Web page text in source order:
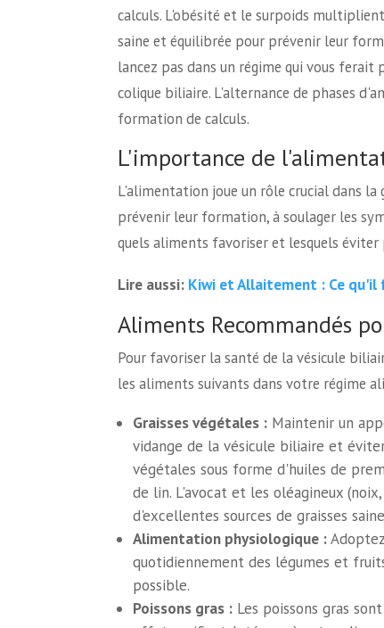
calculs. L'obésité et le surpoids
saine et équilibrée pour prévenir leur
lancez pas dans un régime qui vous
colique biliaire. L'alternance de phases
formation de calculs.
L'importance de
L'alimentation joue un rôle crucial dans
prévenir leur formation, à soulager les
quels aliments favoriser et lesquels
Lire aussi: Kiwi et Allaitement : Ce qu'il
Aliments Recommandés
Pour favoriser la santé de la vésicule
les aliments suivants dans votre régime
Graisses végétales :Maintenir un
vidange de la vésicule biliaire et
végétales sous forme d'huiles de
de lin. L'avocat et les oléagineux
d'excellentes sources de graisses
Alimentation physiologique :
quotidiennement des légumes et
possible.
Poissons gras :Les poissons gras